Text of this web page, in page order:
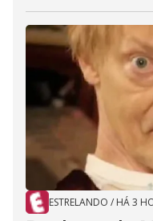
ESTRELANDO / HÁ 3